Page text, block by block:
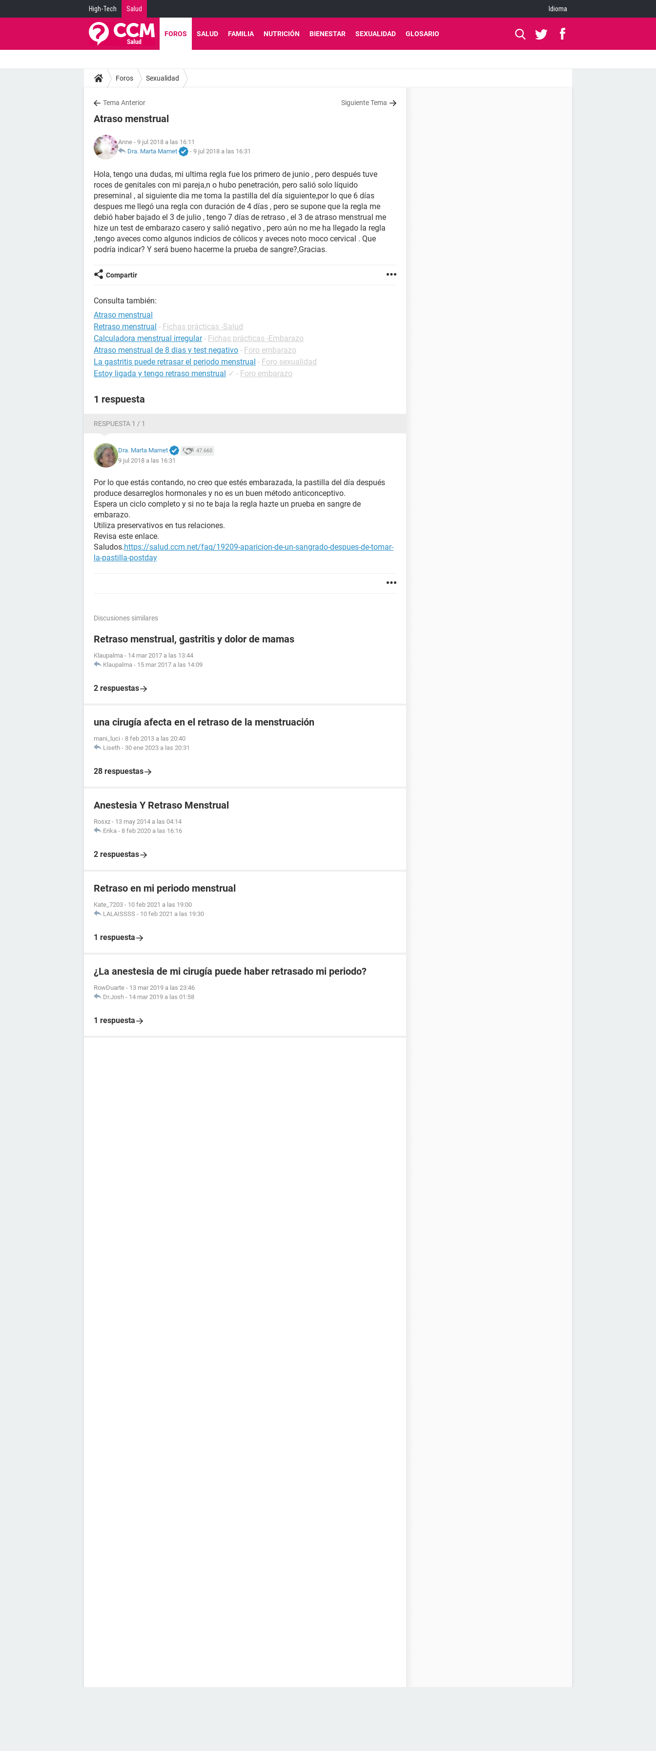
High-Tech Salud Idioma
FOROS SALUD FAMILIA NUTRICIÓN BIENESTAR SEXUALIDAD GLOSARIO
Foros Sexualidad
Tema Anterior Siguiente Tema
Atraso menstrual
Anne - 9 jul 2018 a las 16:11
Dra. Marta Marnet
- 9 jul 2018 a las 16:31
Hola, tengo una dudas, mi ultima regla fue los primero de junio , pero después tuve
roces de genitales con mi pareja,n o hubo penetración, pero salió solo líquido
preseminal , al siguiente dia me toma la pastilla del día siguiente,por lo que 6 días
despues me llegó una regla con duración de 4 días , pero se supone que la regla me
debió haber bajado el 3 de julio , tengo 7 días de retraso , el 3 de atraso menstrual me
hize un test de embarazo casero y salió negativo , pero aún no me ha llegado la regla
,tengo aveces como algunos indicios de cólicos y aveces noto moco cervical . Que
podría indicar? Y será bueno hacerme la prueba de sangre?,Gracias.
Compartir
Consulta también:
Atraso menstrual
Retraso menstrual - Fichas prácticas -Salud
Calculadora menstrual irregular - Fichas prácticas -Embarazo
Atraso menstrual de 8 dias y test negativo - Foro embarazo
La gastritis puede retrasar el periodo menstrual - Foro sexualidad
Estoy ligada y tengo retraso menstrual ✓ - Foro embarazo
1 respuesta
RESPUESTA 1 / 1
Dra. Marta Marnet 47.660
9 jul 2018 a las 16:31
Por lo que estás contando, no creo que estés embarazada, la pastilla del día después
produce desarreglos hormonales y no es un buen método anticonceptivo.
Espera un ciclo completo y si no te baja la regla hazte un prueba en sangre de
embarazo.
Utiliza preservativos en tus relaciones.
Revisa este enlace.
Saludos.https://salud.ccm.net/faq/19209-aparicion-de-un-sangrado-despues-de-tomar-
la-pastilla-postday
Discusiones similares
Retraso menstrual, gastritis y dolor de mamas
Klaupalma - 14 mar 2017 a las 13:44
Klaupalma - 15 mar 2017 a las 14:09
2 respuestas
una cirugía afecta en el retraso de la menstruación
mani_luci - 8 feb 2013 a las 20:40
Liseth - 30 ene 2023 a las 20:31
28 respuestas
Anestesia Y Retraso Menstrual
Rosxz - 13 may 2014 a las 04:14
Erika - 8 feb 2020 a las 16:16
2 respuestas
Retraso en mi periodo menstrual
Kate_7203 - 10 feb 2021 a las 19:00
LALAISSSS - 10 feb 2021 a las 19:30
1 respuesta
¿La anestesia de mi cirugía puede haber retrasado mi periodo?
RowDuarte - 13 mar 2019 a las 23:46
Dr.Josh - 14 mar 2019 a las 01:58
1 respuesta